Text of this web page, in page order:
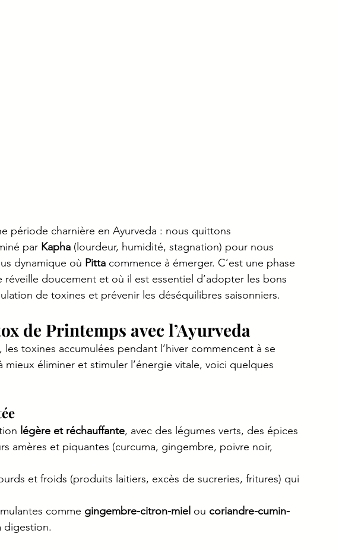
période charnière en Ayurveda : nous quittons
par Kapha (lourdeur, humidité, stagnation) pour nous
dynamique où Pitta commence à émerger. C’est une phase
réveille doucement et où il est essentiel d’adopter les bons
de toxines et prévenir les déséquilibres saisonniers.
de Printemps avec l’Ayurveda
les toxines accumulées pendant l’hiver commencent à se
mieux éliminer et stimuler l’énergie vitale, voici quelques
légère et réchauffante, avec des légumes verts, des épices
amères et piquantes (curcuma, gingembre, poivre noir,
et froids (produits laitiers, excès de sucreries, fritures) qui
comme gingembre-citron-miel ou coriandre-cumin-
digestion.